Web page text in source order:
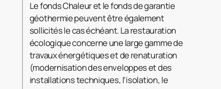
Le fonds Chaleur et le fonds de garantie
géothermie peuvent être également
sollicités le cas échéant. La restauration
écologique concerne une large gamme de
travaux énergétiques et de renaturation
(modernisation des enveloppes et des
installations techniques, l’isolation, le